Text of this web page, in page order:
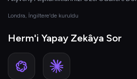
Londra, İngiltere'de kuruldu
Herm'i Yapay Zekâya Sor